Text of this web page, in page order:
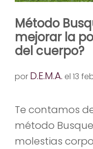
Método
mejorar la
del cuerpo?
por D.E.M.A. el 13
Te contamos
método
molestias